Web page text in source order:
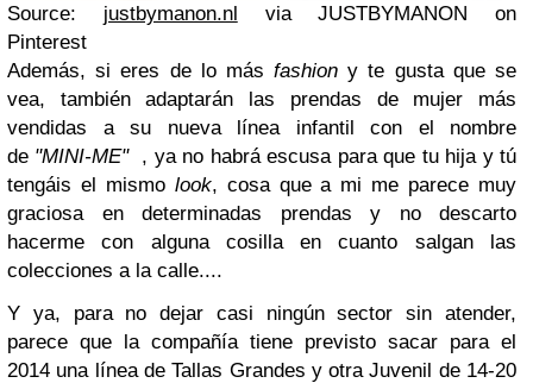
Source: justbymanon.nl via JUSTBYMANON on
Pinterest
Además, si eres de lo másfashion y te gusta que se
vea, también adaptarán las prendas de mujer más
vendidas a su nueva línea infantil con el nombre
de "MINI-ME" , ya no habrá escusa para que tu hija y tú
tengáis el mismo look, cosa que a mi me parece muy
graciosa en determinadas prendas y no descarto
hacerme con alguna cosilla en cuanto salgan las
colecciones a la calle....
Y ya, para no dejar casi ningún sector sin atender,
parece que la compañía tiene previsto sacar para el
2014 una línea de Tallas Grandes y otra Juvenil de 14-20